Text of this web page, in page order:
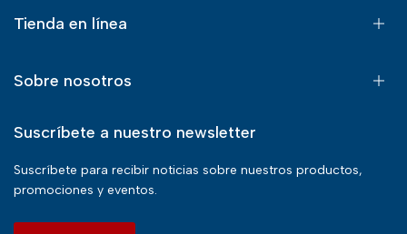
Tienda en línea
Sobre nosotros
Suscríbete a nuestro newsletter
Suscríbete para recibir noticias sobre nuestros productos,
promociones y eventos.